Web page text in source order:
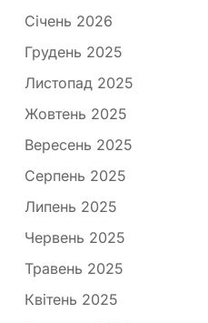
Січень 2026
Грудень 2025
Листопад 2025
Жовтень 2025
Вересень 2025
Серпень 2025
Липень 2025
Червень 2025
Травень 2025
Квітень 2025